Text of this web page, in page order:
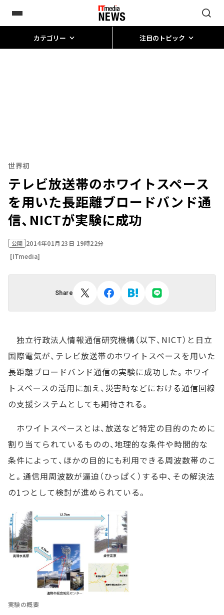
カテゴリー 注目のトピック
世界初
テレビ放送帯のホワイトスペース
を用いた長距離ブロードバンド通
信、NICTが実験に成功
公開 2014年01月23日 19時22分
[ITmedia]
Share
独立行政法人情報通信研究機構（以下、NICT）と日立
国際電気が、テレビ放送帯のホワイトスペースを用いた
長距離ブロードバンド通信の実験に成功した。ホワイ
トスペースの活用に加え、災害時などにおける通信回線
の支援システムとしても期待される。
ホワイトスペースとは、放送など特定の目的のために
割り当てられているものの、地理的な条件や時間的な
条件によって、ほかの目的にも利用できる周波数帯のこ
と。通信用周波数が逼迫（ひっぱく）する中、その解決法
の1つとして検討が進められている。
実験の概要